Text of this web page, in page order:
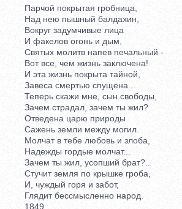
Парчой покрытая гробница,
Над нею пышный балдахин,
Вокруг задумчивые лица
И факелов огонь и дым,
Святых молитв напев печальный -
Вот все, чем жизнь заключена!
И эта жизнь покрыта тайной,
Завеса смертью спущена...
Теперь скажи мне, сын свободы,
Зачем страдал, зачем ты жил?
Отведена царю природы
Сажень земли между могил.
Молчат в тебе любовь и злоба,
Надежды гордые молчат...
Зачем ты жил, усопший брат?..
Стучит земля по крышке гроба,
И, чуждый горя и забот,
Глядит бессмысленно народ.
1849